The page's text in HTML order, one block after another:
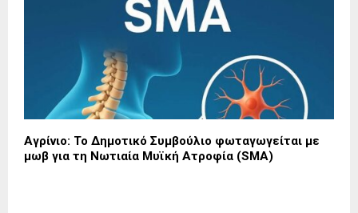
Αγρίνιο: Το Δημοτικό Συμβούλιο φωταγωγείται με
μωβ για τη Νωτιαία Μυϊκή Ατροφία (SMA)